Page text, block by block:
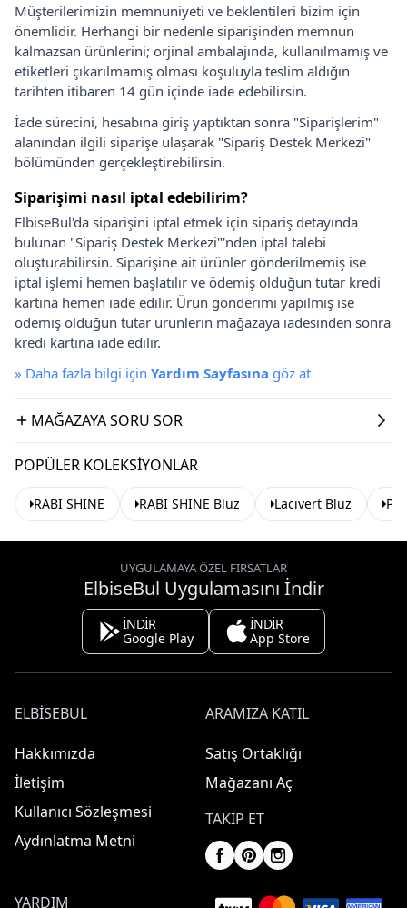
Müşterilerimizin memnuniyeti ve beklentileri bizim için
önemlidir. Herhangi bir nedenle siparişinden memnun
kalmazsan ürünlerini; orjinal ambalajında, kullanılmamış ve
etiketleri çıkarılmamış olması koşuluyla teslim aldığın
tarihten itibaren 14 gün içinde iade edebilirsin.
İade sürecini, hesabına giriş yaptıktan sonra "Siparişlerim"
alanından ilgili siparişe ulaşarak "Sipariş Destek Merkezi"
bölümünden gerçekleştirebilirsin.
Siparişimi nasıl iptal edebilirim?
ElbiseBul'da siparişini iptal etmek için sipariş detayında
bulunan "Sipariş Destek Merkezi"'nden iptal talebi
oluşturabilirsin. Siparişine ait ürünler gönderilmemiş ise
iptal işlemi hemen başlatılır ve ödemiş olduğun tutar kredi
kartına hemen iade edilir. Ürün gönderimi yapılmış ise
ödemiş olduğun tutar ürünlerin mağazaya iadesinden sonra
kredi kartına iade edilir.
» Daha fazla bilgi için Yardım Sayfasına göz at
MAĞAZAYA SORU SOR
POPÜLER KOLEKSIYONLAR
RABI SHINE RABI SHINE Bluz Lacivert Bluz
UYGULAMAYA ÖZEL FIRSATLAR
ElbiseBul Uygulamasını İndir
İNDİR
Google Play
İNDİR
App Store
ELBISEBUL
Hakkımızda
İletişim
Kullanıcı Sözleşmesi
Aydınlatma Metni
ARAMIZA KATIL
Satış Ortaklığı
Mağazanı Aç
TAKIP ET
YARDIM